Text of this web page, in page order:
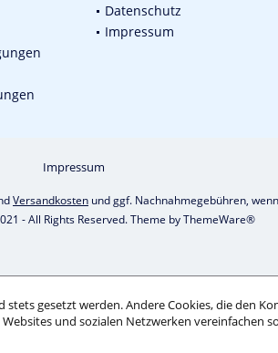
Datenschutz
Impressum
Impressum
Versandkosten und ggf. Nachnahmegebühren,
- All Rights Reserved. Theme byThemeWare®
gesetzt werden. Andere Cookies, die den
und sozialen Netzwerken vereinfachen